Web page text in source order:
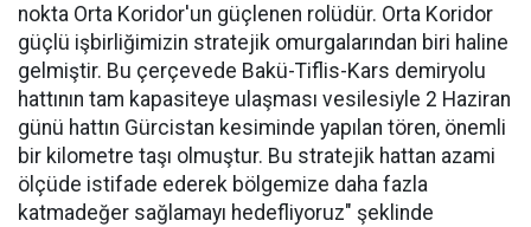
nokta Orta Koridor'un güçlenen rolüdür. Orta Koridor
güçlü işbirliğimizin stratejik omurgalarından biri haline
gelmiştir. Bu çerçevede Bakü-Tiflis-Kars demiryolu
hattının tam kapasiteye ulaşması vesilesiyle 2 Haziran
günü hattın Gürcistan kesiminde yapılan tören, önemli
bir kilometre taşı olmuştur. Bu stratejik hattan azami
ölçüde istifade ederek bölgemize daha fazla
katmadeğer sağlamayı hedefliyoruz" şeklinde